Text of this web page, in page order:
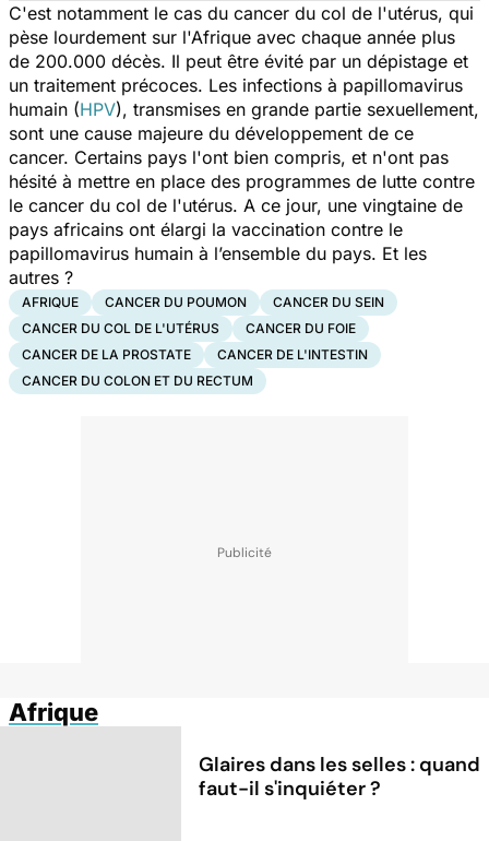
C'est notamment le cas du cancer du col de l'utérus, qui
pèse lourdement sur l'Afrique avec chaque année plus
de 200.000 décès. Il peut être évité par un dépistage et
un traitement précoces. Les infections à papillomavirus
humain (HPV), transmises en grande partie sexuellement,
sont une cause majeure du développement de ce
cancer. Certains pays l'ont bien compris, et n'ont pas
hésité à mettre en place des programmes de lutte contre
le cancer du col de l'utérus. A ce jour, une vingtaine de
pays africains ont élargi la vaccination contre le
papillomavirus humain à l’ensemble du pays. Et les
autres ?
AFRIQUE CANCER DU POUMON
CANCER DU SEIN
CANCER DU COL DE L'UTÉRUS
CANCER DU FOIE
CANCER DE LA PROSTATE
CANCER DE L'INTESTIN
CANCER DU COLON ET DU RECTUM
Afrique
Glaires dans les selles : quand
faut-il s'inquiéter ?